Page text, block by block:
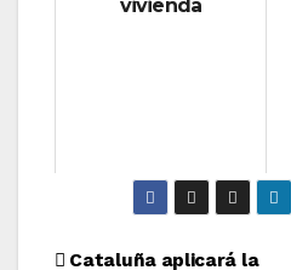
vivienda
Cataluña aplicará la